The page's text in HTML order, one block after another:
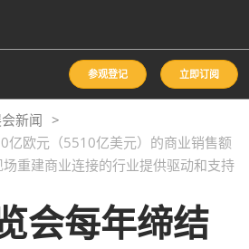
参观登记 立即订阅
新闻
亿欧元（5510亿美元）的商业销售额
重建商业连接的行业提供驱动和支持
会每年缔结